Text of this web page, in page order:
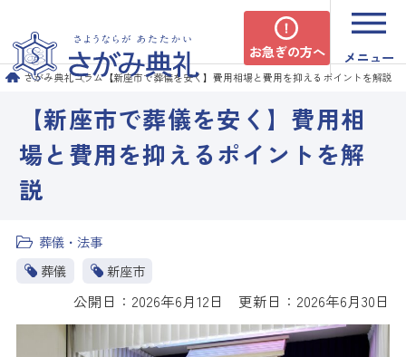
お急ぎの方へ メニュー
さがみ典礼コラム【新座市で葬儀を安く】費用相場と費用を抑えるポイントを解説
【新座市で葬儀を安く】費用相
場と費用を抑えるポイントを解
説
葬儀・法事
葬儀
新座市
公開日：2026年6月12日 更新日：2026年6月30日